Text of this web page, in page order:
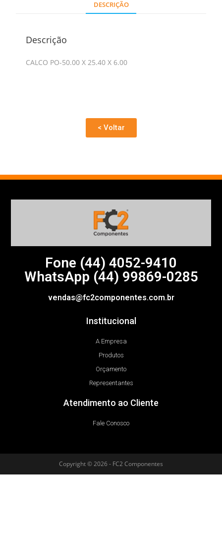
DESCRIÇÃO
Descrição
CALCO PO-50.00 X 25.40 X 6.00
< Voltar
Fone (44) 4052-9410
WhatsApp (44) 99869-0285
vendas@fc2componentes.com.br
Institucional
A Empresa
Produtos
Orçamento
Representantes
Atendimento ao Cliente
Fale Conosco
Copyright © 2026 - FC2 Componentes